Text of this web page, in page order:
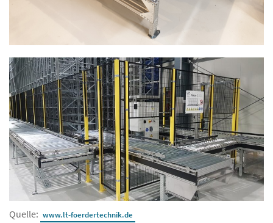
Quelle: www.lt-foerdertechnik.de